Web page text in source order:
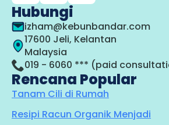
Hubungi
izham@kebunbandar.com
17600 Jeli, Kelantan
Malaysia
019 - 6060 *** (paid
Rencana Popular
Tanam Cili di Rumah
Resipi Racun Organik Menjadi